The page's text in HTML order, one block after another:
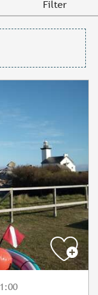
Filter